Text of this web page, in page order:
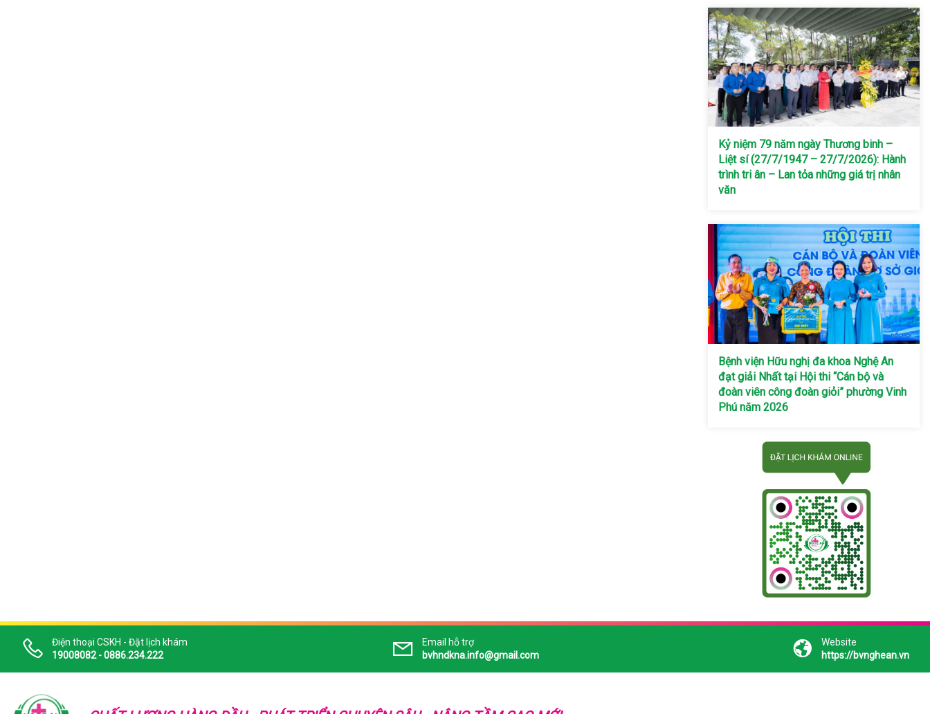
Kỷ niệm 79 năm ngày Thương binh –
Liệt sí (27/7/1947 – 27/7/2026): Hành
trình tri ân – Lan tỏa những giá trị nhân
văn
Bệnh viện Hữu nghị đa khoa Nghệ An
đạt giải Nhất tại Hội thi “Cán bộ và
đoàn viên công đoàn giỏi” phường Vinh
Phú năm 2026
Điện thoại CSKH - Đặt lịch khám
19008082 - 0886.234.222
Email hỗ trợ
bvhndkna.info@gmail.com
Website
https://bvnghean.vn